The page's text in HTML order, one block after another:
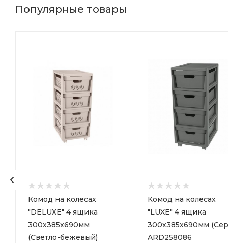
Популярные товары
Комод на колесах
"DELUXE" 4 ящика
300х385х690мм
(Светло-бежевый)
Комод на колесах
"LUXE" 4 ящика
300х385х690мм
ARD258086